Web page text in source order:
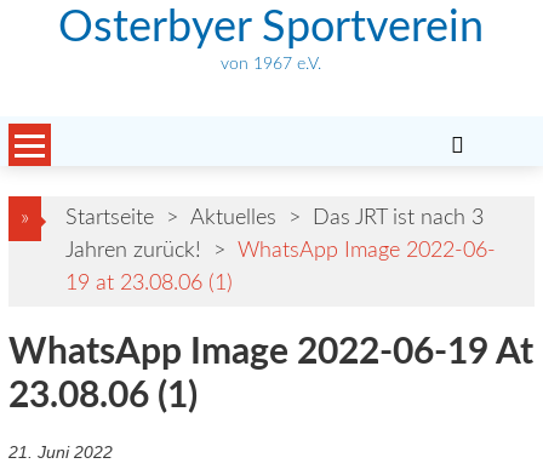
Osterbyer Sportverein
von 1967 e.V.
» Startseite > Aktuelles >
Das JRT ist nach 3
Jahren zurück!
>
WhatsApp Image 2022-06-
19 at 23.08.06 (1)
WhatsApp Image 2022-06-19 At
23.08.06 (1)
21. Juni 2022